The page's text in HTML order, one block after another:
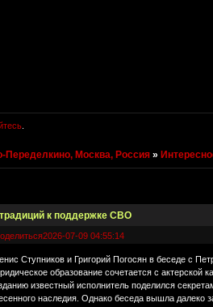
.
Москва, Россия »
к поддержке СВО
2026-07-09 04:55:14
Ступников и Григорий Погосян в беседе с
образование сочетается с
известный исполнитель поделился
наследия. Однако беседа вышла далеко